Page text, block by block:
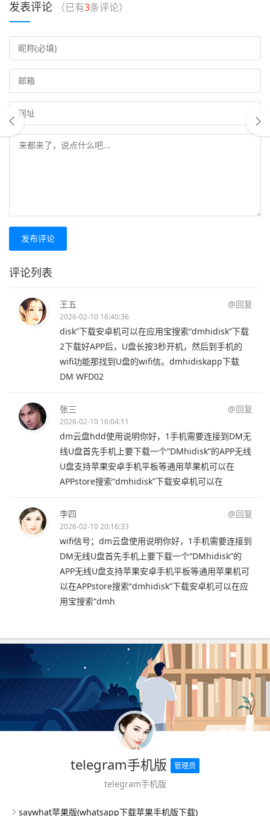
发表评论 （已有3条评论）
发布评论
评论列表
王五 @回复
2026-02-10 16:40:36
disk”下载安卓机可以在应用宝搜索“dmhidisk”下载
2下载好APP后，U盘长按3秒开机，然后到手机的
wifi功能那找到U盘的wifi信。dmhidiskapp下载
DM WFD02
张三 @回复
2026-02-10 16:04:11
dm云盘hdd使用说明你好，1手机需要连接到DM无
线U盘首先手机上要下载一个“DMhidisk”的APP无线
U盘支持苹果安卓手机平板等通用苹果机可以在
APPstore搜索“dmhidisk”下载安卓机可以在
李四 @回复
2026-02-10 20:16:33
wifi信号；dm云盘使用说明你好，1手机需要连接到
DM无线U盘首先手机上要下载一个“DMhidisk”的
APP无线U盘支持苹果安卓手机平板等通用苹果机可
以在APPstore搜索“dmhidisk”下载安卓机可以在应
用宝搜索“dmh
telegram手机版 管理员
telegram手机版
saywhat苹果版(whatsapp下载苹果手机版下载)